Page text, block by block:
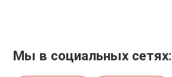
Мы в социальных сетях: